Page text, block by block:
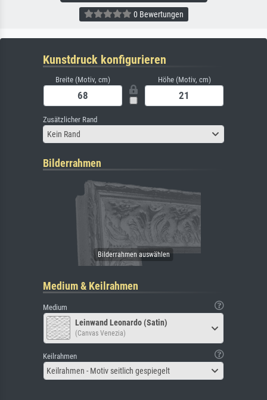
0 Bewertungen
Kunstdruck konfigurieren
Breite (Motiv, cm) Höhe (Motiv, cm)
Zusätzlicher Rand
Kein Rand
Bilderrahmen
Medium & Keilrahmen
Medium
Leinwand Leonardo (Satin)
(Canvas Venezia)
Keilrahmen
Keilrahmen - Motiv seitlich gespiegelt